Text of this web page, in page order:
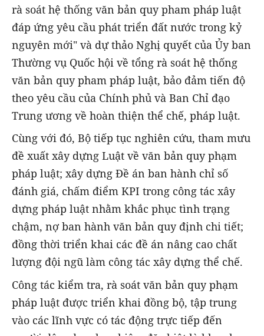
rà soát hệ thống văn bản quy pham pháp luật
đáp ứng yêu cầu phát triển đất nước trong kỷ
nguyên mới" và dự thảo Nghị quyết của Ủy ban
Thường vụ Quốc hội về tổng rà soát hệ thống
văn bản quy pham pháp luật, bảo đảm tiến độ
theo yêu cầu của Chính phủ và Ban Chỉ đạo
Trung ương về hoàn thiện thể chế, pháp luật.
Cùng với đó, Bộ tiếp tục nghiên cứu, tham mưu
đề xuất xây dựng Luật về văn bản quy phạm
pháp luật; xây dựng Đề án ban hành chỉ số
đánh giá, chấm điểm KPI trong công tác xây
dựng pháp luật nhằm khắc phục tình trạng
chậm, nợ ban hành văn bản quy định chi tiết;
đồng thời triển khai các đề án nâng cao chất
lượng đội ngũ làm công tác xây dựng thể chế.
Công tác kiểm tra, rà soát văn bản quy phạm
pháp luật được triển khai đồng bộ, tập trung
vào các lĩnh vực có tác động trực tiếp đến